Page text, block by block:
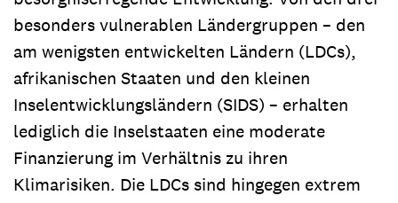
besonders vulnerablen Ländergruppen – den
am wenigsten entwickelten Ländern (LDCs),
afrikanischen Staaten und den kleinen
Inselentwicklungsländern (SIDS) – erhalten
lediglich die Inselstaaten eine moderate
Finanzierung im Verhältnis zu ihren
Klimarisiken. Die LDCs sind hingegen extrem